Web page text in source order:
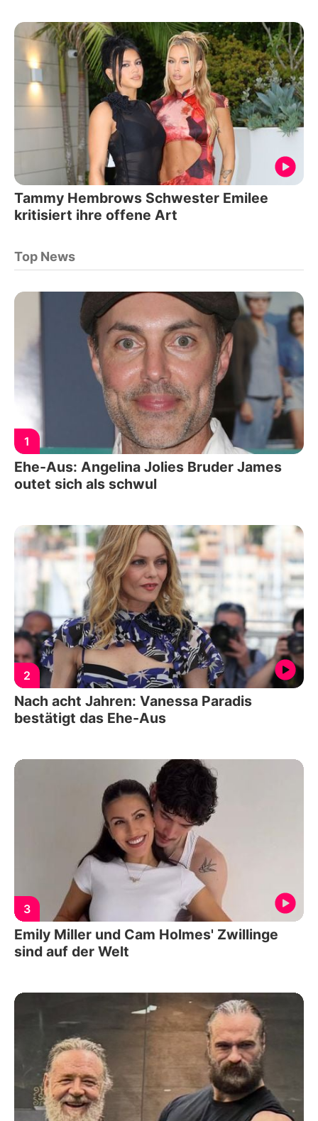
Tammy Hembrows Schwester Emilee
kritisiert ihre offene Art
Top News
1
Ehe-Aus: Angelina Jolies Bruder James
outet sich als schwul
2
Nach acht Jahren: Vanessa Paradis
bestätigt das Ehe-Aus
3
Emily Miller und Cam Holmes' Zwillinge
sind auf der Welt